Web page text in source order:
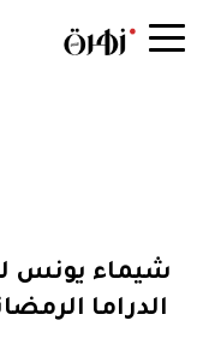
شيماء يونس
الدراما